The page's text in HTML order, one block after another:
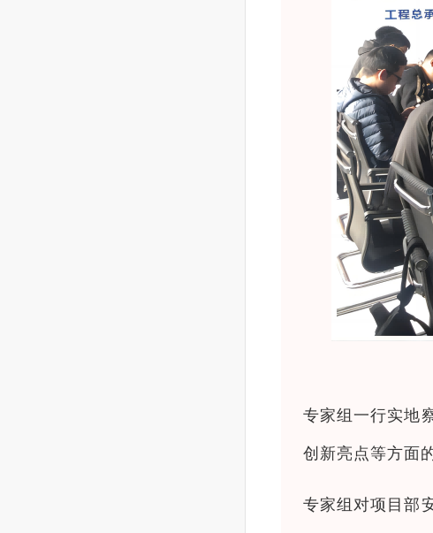
专家组一行实地
创新亮点等方面
专家组对项目部